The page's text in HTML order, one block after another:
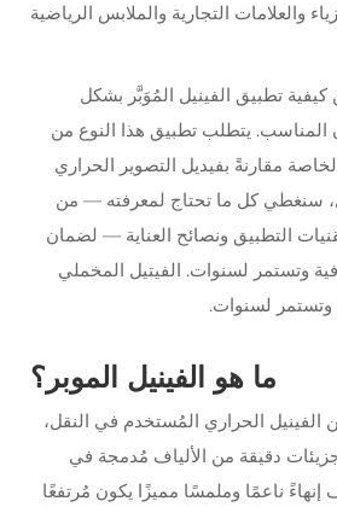
والعلامات التجارية والملابس الرياضية
تطبيق الفينيل المُوَبَّر بشكل
يتطلب تطبيق هذا النوع من
مقارنةً بفيديل التصوير الحراري
سنغطي كل ما تحتاج لمعرفته — من
التطبيق ونصائح العناية — لضمان
وتستمر لسنوات. الفيتيل المخملي
وتستمر لسنوات.
ما هو الفينيل الموبر؟
الفينيل الحراري المُستخدم في النقل،
دقيقة من الألياف مُدمجة في
ناعمًا وملمسًا مميزًا يكون مُرتفعًا